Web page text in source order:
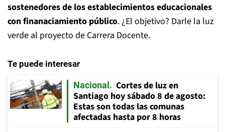
sostenedores de los establecimientos educacionales
con finanaciamiento público. ¿El objetivo? Darle la luz
verde al proyecto de Carrera Docente.
Te puede interesar
Nacional
Cortes de luz en
Santiago hoy sábado 8 de agosto:
Estas son todas las comunas
afectadas hasta por 8 horas